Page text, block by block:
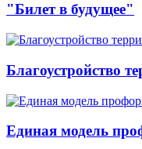
"Билет в будущее"
Благоустройство
Единая модель